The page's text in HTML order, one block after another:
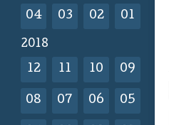
04 03 02 01
2018
12 11 10 09
08 07 06 05